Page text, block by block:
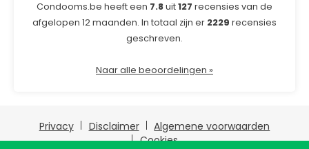
Condooms.be heeft een 7.8uit127 recensies van de
afgelopen 12 maanden. In totaal zijn er 2229 recensies
geschreven.
Naar alle beoordelingen »
Privacy Disclaimer
Algemene voorwaarden
Cookies